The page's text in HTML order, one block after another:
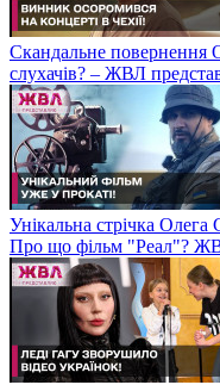
Скандальне повернення
слухачів? – ЖВЛ
Унікальна стрічка
Про що фільм "Реал"?